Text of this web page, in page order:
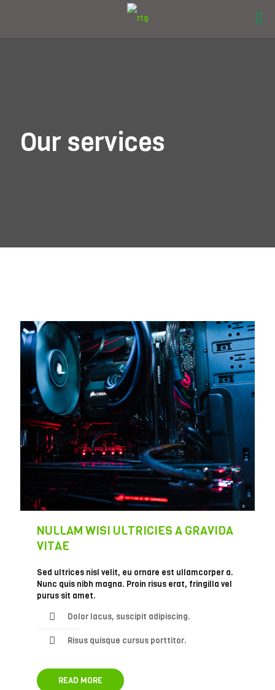
Our services
NULLAM WISI ULTRICIES A GRAVIDA
VITAE
Sed ultrices nisl velit, eu ornare est ullamcorper a.
Nunc quis nibh magna. Proin risus erat, fringilla vel
purus sit amet.
Dolor lacus, suscipit adipiscing.
Risus quisque cursus porttitor.
READ MORE